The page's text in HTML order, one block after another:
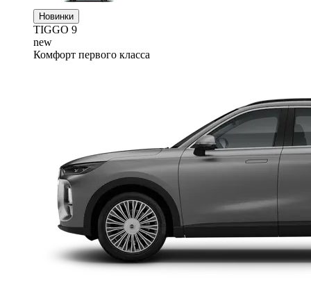
Новинки
TIGGO 9
new
Комфорт первого класса